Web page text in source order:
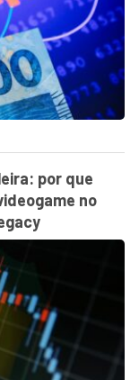
por que
no